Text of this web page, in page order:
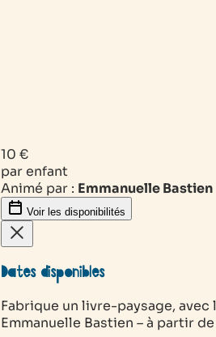
10 €
par enfant
Animé par : Emmanuelle Bastien
Voir les disponibilités
Dates disponibles
Fabrique un livre-paysage, avec
Emmanuelle Bastien – à partir de